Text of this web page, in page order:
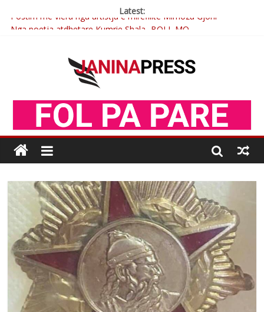
Latest:
Postim me vlera nga artistja e mirëfilltë Mimoza Gjoni
Nga poetja atdhetare Kumrie Shala -BOLL MO
Çlirimtari Mentor Mushkolaj nderohet me mirenjohje nga
Xhevdet Qeriqi Dega e invalidëve në Fushë Kosovë